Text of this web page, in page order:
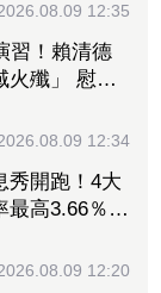
12:35
習！賴清德
火殲」 慰問
12:34
秀開跑！4大
最高3.66％
12:20